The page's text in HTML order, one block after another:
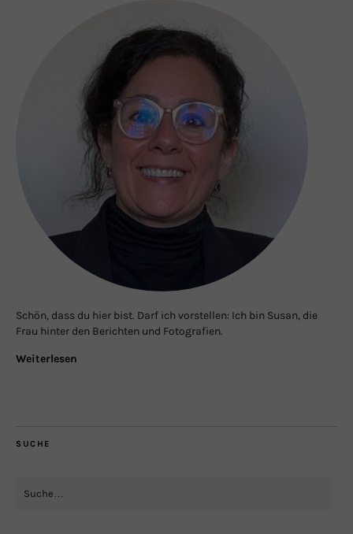
Schön, dass du hier bist. Darf ich vorstellen: Ich bin Susan, die
Frau hinter den Berichten und Fotografien.
Weiterlesen
SUCHE